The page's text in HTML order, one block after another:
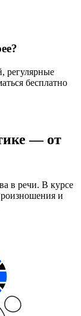
регулярные
бесплатно
— от
в речи. В курсе
и